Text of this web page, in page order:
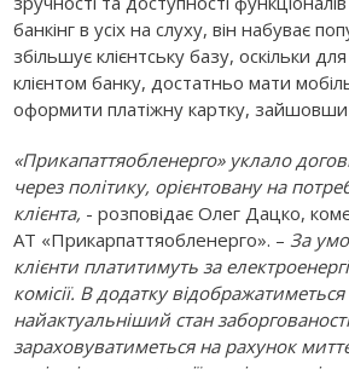
банкінг в усіх на слуху, він набуває
збільшує клієнтську базу, оскільки
клієнтом банку, достатньо мати
оформити платіжну картку,
«Прикапаттяобленерго» уклало
через політику, орієнтовану на
клієнта, - розповідає Олег Дацко,
АТ «Прикарпаттяобленерго». – За
клієнти платитимуть за
комісії. В додатку відображатиметься
найактуальніший стан
зараховуватиметься на рахунок